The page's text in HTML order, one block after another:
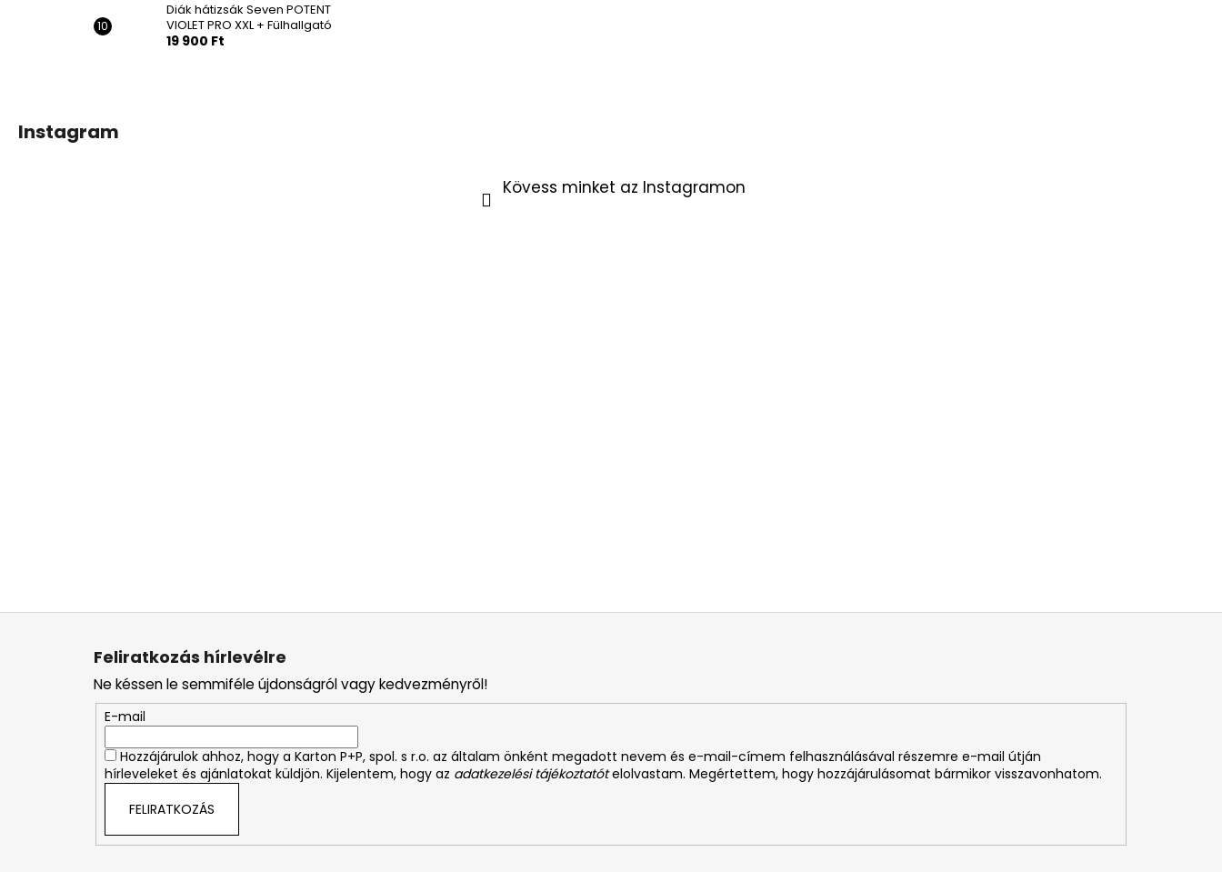
Diák hátizsák Seven POTENT
VIOLET PRO XXL + Fülhallgató
19 900 Ft
Instagram
Kövess minket az Instagramon
L
Feliratkozás hírlevélre
Ne késsen le semmiféle újdonságról vagy kedvezményről!
E-mail
Hozzájárulok ahhoz, hogy a Karton P+P, spol. s r.o. az általam önként megadott nevem és e-mail-címem felhasználásával részemre e-mail útján
hírleveleket és ajánlatokat küldjön. Kijelentem, hogy az adatkezelési tájékoztatótelolvastam. Megértettem, hogy hozzájárulásomat bármikor visszavonhatom.
FELIRATKOZÁS